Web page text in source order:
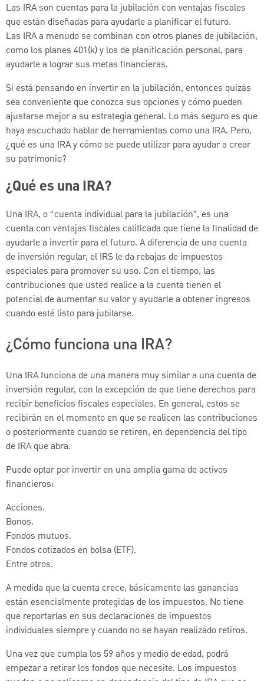
Las IRA son cuentas para la jubilación con ventajas fiscales
que están diseñadas para ayudarle a planificar el futuro.
Las IRA a menudo se combinan con otros planes de jubilación,
como los planes 401(k) y los de planificación personal, para
ayudarle a lograr sus metas financieras.
Si está pensando en invertir en la jubilación, entonces quizás
sea conveniente que conozca sus opciones y cómo pueden
ajustarse mejor a su estrategia general. Lo más seguro es que
haya escuchado hablar de herramientas como una IRA. Pero,
¿qué es una IRA y cómo se puede utilizar para ayudar a crear
su patrimonio?
¿Qué es una IRA?
Una IRA, o “cuenta individual para la jubilación”, es una
cuenta con ventajas fiscales calificada que tiene la finalidad de
ayudarle a invertir para el futuro. A diferencia de una cuenta
de inversión regular, el IRS le da rebajas de impuestos
especiales para promover su uso. Con el tiempo, las
contribuciones que usted realice a la cuenta tienen el
potencial de aumentar su valor y ayudarle a obtener ingresos
cuando esté listo para jubilarse.
¿Cómo funciona una IRA?
Una IRA funciona de una manera muy similar a una cuenta de
inversión regular, con la excepción de que tiene derechos para
recibir beneficios fiscales especiales. En general, estos se
recibirán en el momento en que se realicen las contribuciones
o posteriormente cuando se retiren, en dependencia del tipo
de IRA que abra.
Puede optar por invertir en una amplia gama de activos
financieros:
Acciones.
Bonos.
Fondos mutuos.
Fondos cotizados en bolsa (ETF).
Entre otros.
A medida que la cuenta crece, básicamente las ganancias
están esencialmente protegidas de los impuestos. No tiene
que reportarlas en sus declaraciones de impuestos
individuales siempre y cuando no se hayan realizado retiros.
Una vez que cumpla los 59 años y medio de edad, podrá
empezar a retirar los fondos que necesite. Los impuestos